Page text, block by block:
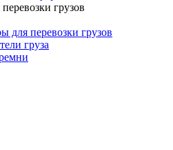
грузов
для перевозки грузов
груза